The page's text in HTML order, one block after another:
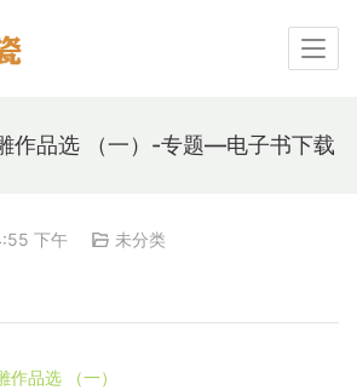
作品选 （一）-专题—电子书下载
下午 未分类
品选 （一）